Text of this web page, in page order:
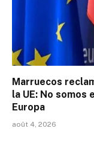
Marruecos
la UE: No somos
Europa
août 4, 2026